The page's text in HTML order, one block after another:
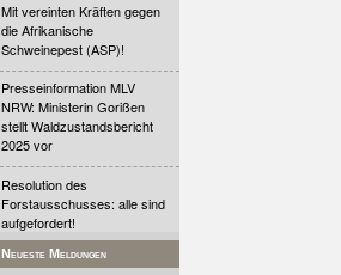
Mit vereinten Kräften gegen
die Afrikanische
Schweinepest (ASP)!
Presseinformation MLV
NRW: Ministerin Gorißen
stellt Waldzustandsbericht
2025 vor
Resolution des
Forstausschusses: alle sind
aufgefordert!
Neueste Meldungen